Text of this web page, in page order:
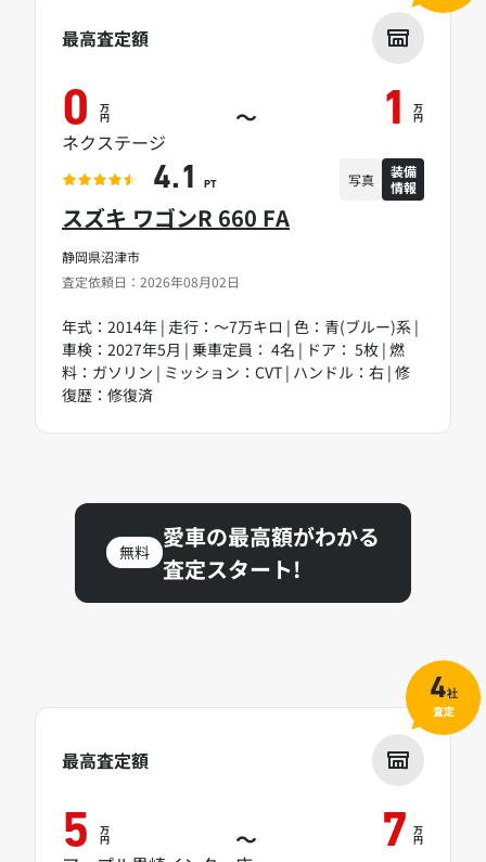
静岡県沼津市
査定依頼日：2026年08月02日
スズキ ワゴンR 660 FA
年式：2014年 | 走行：～7万キロ | 色：青(ブルー)系 |
車検：2027年5月 | 乗車定員： 4名 | ドア： 5枚 | 燃
料：ガソリン | ミッション：CVT | ハンドル：右 | 修
復歴：修復済
最高査定額
0 万
円 ～ 1 万
円
ネクステージ
4.1 PT 写真
装備
情報
無料
愛車の最高額がわかる
査定スタート!
最高査定額
5 万
円 ～ 7 万
円
4社
査定